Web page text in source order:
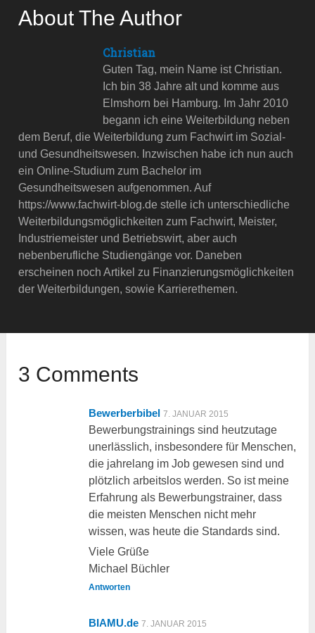
About The Author
Christian
Guten Tag, mein Name ist Christian.
Ich bin 38 Jahre alt und komme aus
Elmshorn bei Hamburg. Im Jahr 2010
begann ich eine Weiterbildung neben
dem Beruf, die Weiterbildung zum Fachwirt im Sozial-
und Gesundheitswesen. Inzwischen habe ich nun auch
ein Online-Studium zum Bachelor im
Gesundheitswesen aufgenommen. Auf
https://www.fachwirt-blog.de stelle ich unterschiedliche
Weiterbildungsmöglichkeiten zum Fachwirt, Meister,
Industriemeister und Betriebswirt, aber auch
nebenberufliche Studiengänge vor. Daneben
erscheinen noch Artikel zu Finanzierungsmöglichkeiten
der Weiterbildungen, sowie Karrierethemen.
3 Comments
Bewerberbibel 7. JANUAR 2015
Bewerbungstrainings sind heutzutage
unerlässlich, insbesondere für Menschen,
die jahrelang im Job gewesen sind und
plötzlich arbeitslos werden. So ist meine
Erfahrung als Bewerbungstrainer, dass
die meisten Menschen nicht mehr
wissen, was heute die Standards sind.
Viele Grüße
Michael Büchler
Antworten
BIAMU.de 7. JANUAR 2015